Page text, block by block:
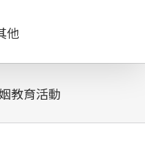
他
教育活動